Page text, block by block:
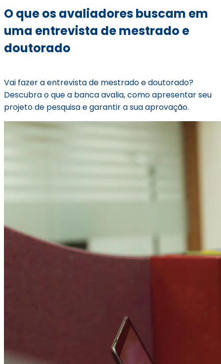
O que os avaliadores buscam em
uma entrevista de mestrado e
doutorado
Vai fazer a entrevista de mestrado e doutorado?
Descubra o que a banca avalia, como apresentar seu
projeto de pesquisa e garantir a sua aprovação.